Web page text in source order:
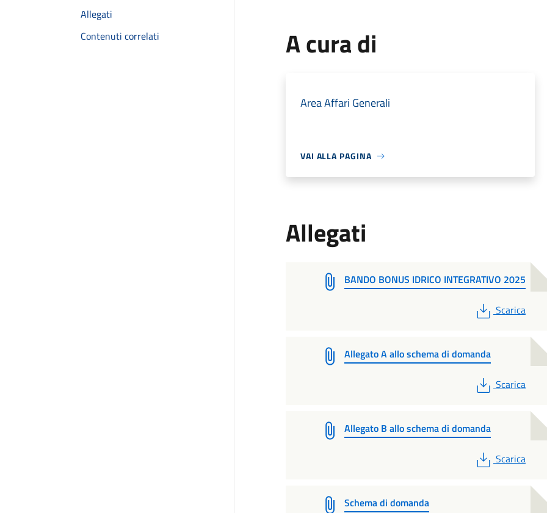
Allegati
Contenuti correlati
A cura di
Area Affari Generali
VAI ALLA PAGINA
Allegati
BANDO BONUS IDRICO INTEGRATIVO 2025
PDF
Scarica
Allegato A allo schema di domanda
PDF
Scarica
Allegato B allo schema di domanda
PDF
Scarica
Schema di domanda